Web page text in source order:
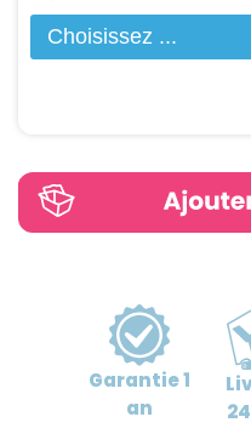
Garantie1
an